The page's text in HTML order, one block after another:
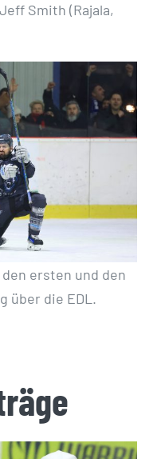
Jeff Smith (Rajala,
ersten und den
über die EDL.